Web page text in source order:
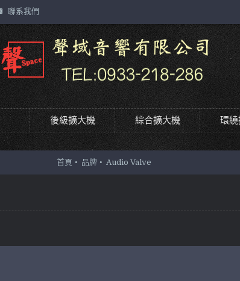
聯系我們
後級擴大機 綜合擴大機 環繞
首頁 品牌 Audio Valve